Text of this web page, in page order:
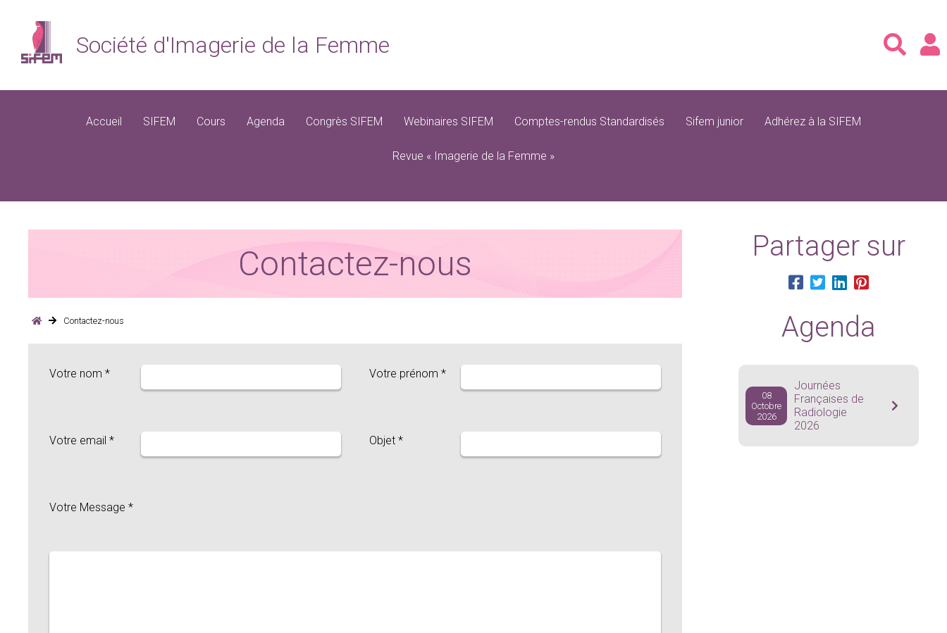
Société d'Imagerie de la Femme
Accueil SIFEM Cours Agenda Congrès SIFEM Webinaires SIFEM Comptes-rendus Standardisés Sifem junior Adhérez à la SIFEM
Revue « Imagerie de la Femme »
Contactez-nous
Contactez-nous
Votre nom * Votre prénom *
Votre email * Objet *
Votre Message *
Partager sur
Agenda
08
Octobre
2026
Journées
Françaises de
Radiologie
2026